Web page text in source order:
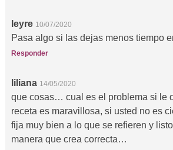
leyre 10/07/2020
Pasa algo si las dejas menos tiempo
Responder
liliana 14/05/2020
que cosas… cual es el problema si le
receta es maravillosa, si usted no es
fija muy bien a lo que se refieren y
manera que crea correcta…